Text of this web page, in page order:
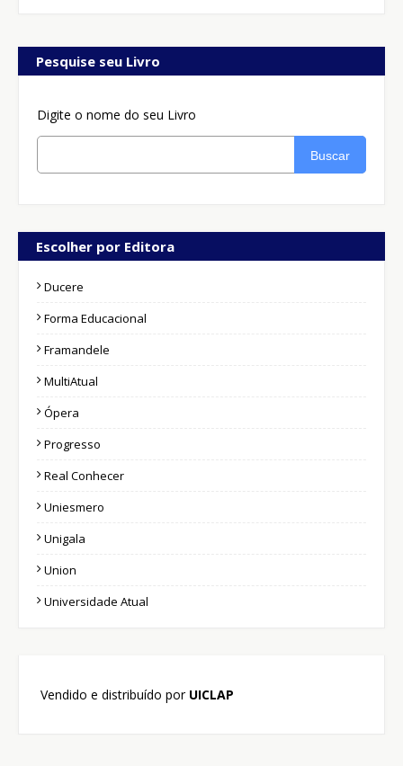
Pesquise seu Livro
Digite o nome do seu Livro
Buscar
Escolher por Editora
Ducere
Forma Educacional
Framandele
MultiAtual
Ópera
Progresso
Real Conhecer
Uniesmero
Unigala
Union
Universidade Atual
Vendido e distribuído por UICLAP